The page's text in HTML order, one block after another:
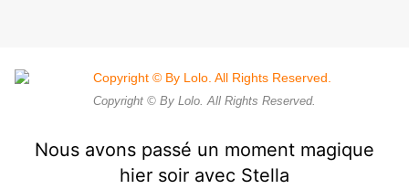
Copyright © By Lolo. All Rights Reserved.
Nous avons passé un moment magique
hier soir avec Stella